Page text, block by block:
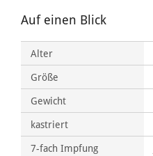
Auf einen Blick
Alter
Größe
Gewicht
kastriert
7-fach Impfung